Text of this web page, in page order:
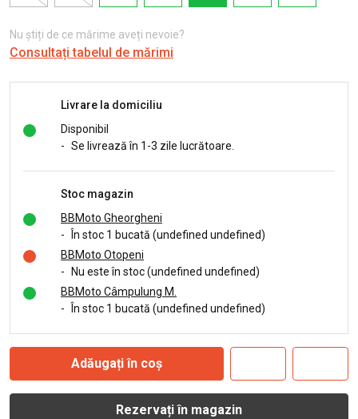
Nu știți de ce mărime aveți nevoie?
Consultați tabelul de mărimi
Livrare la domiciliu
Disponibil
- Se livrează în 1-3 zile lucrătoare.
Stoc magazin
BBMoto Gheorgheni
-
În stoc 1 bucată (undefined undefined)
BBMoto Otopeni
-
Nu este în stoc (undefined undefined)
BBMoto Câmpulung M.
-
În stoc 1 bucată (undefined undefined)
Adăugați în coș
Rezervați în magazin